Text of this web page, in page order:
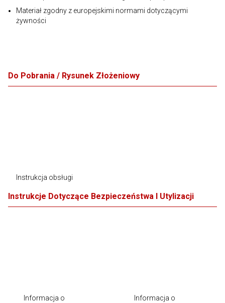
Materiał zgodny z europejskimi normami dotyczącymi
żywności
Do Pobrania / Rysunek Złożeniowy
Instrukcja obsługi
Instrukcje Dotyczące Bezpieczeństwa I Utylizacji
Informacja o
Informacja o